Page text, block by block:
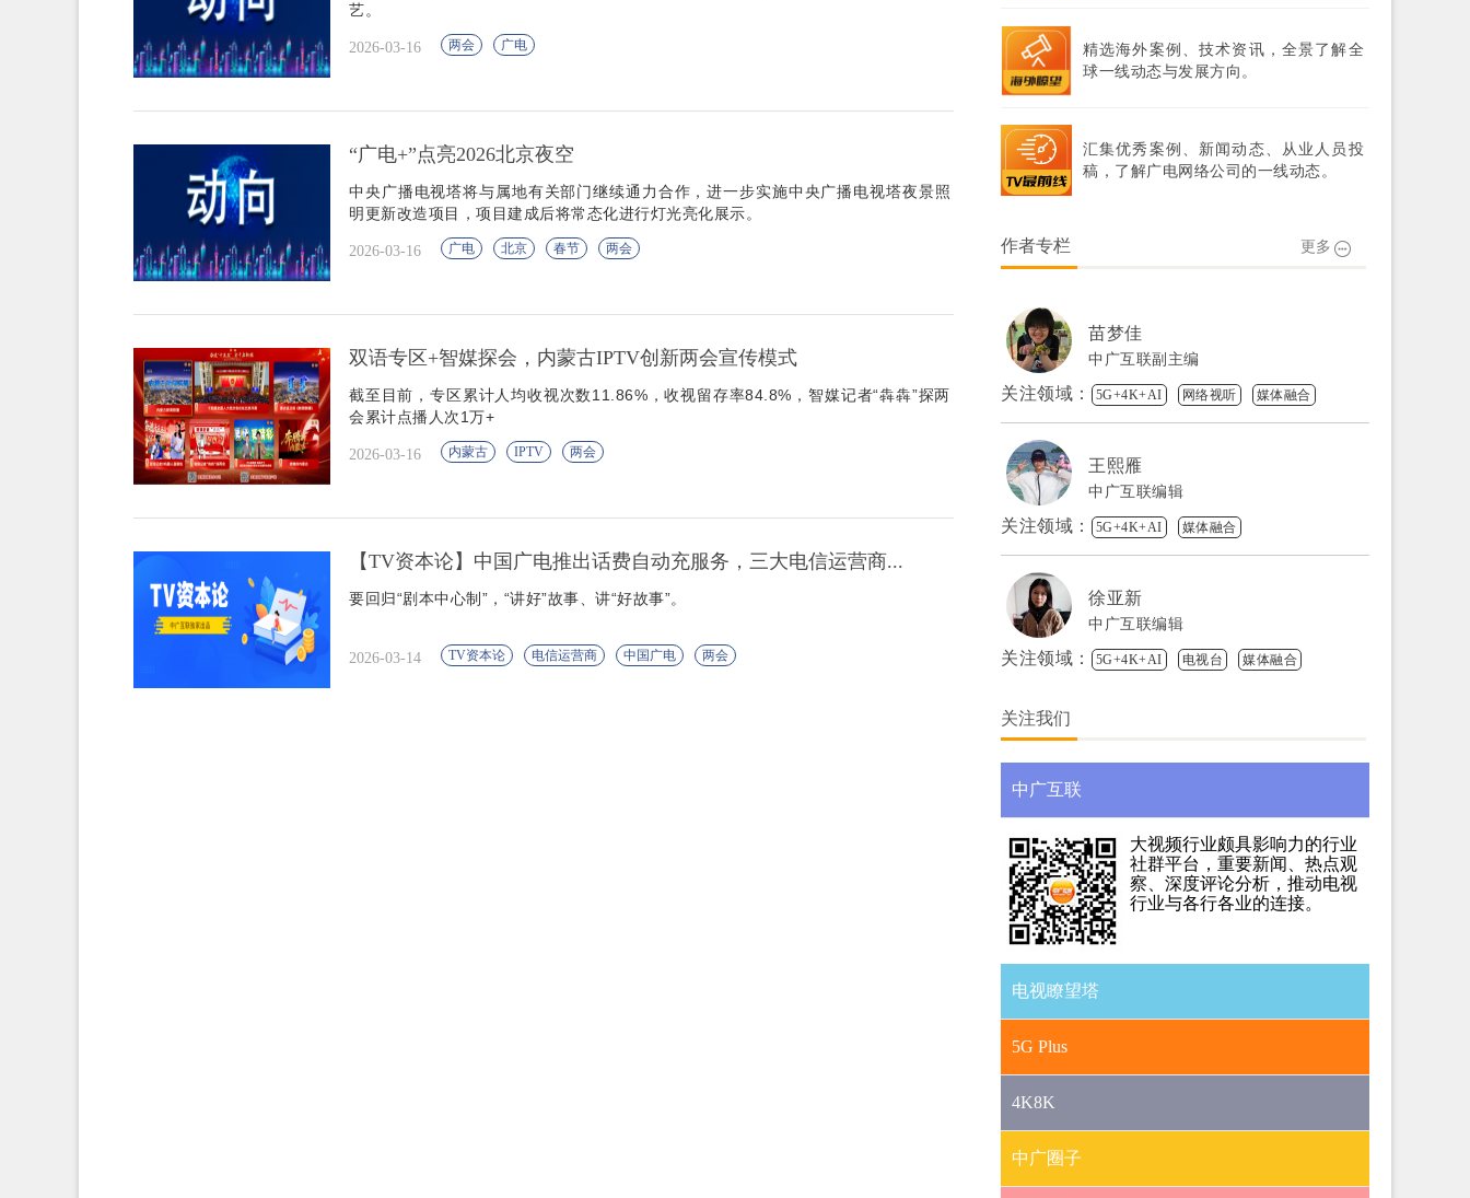
艺。
2026-03-16 两会 广电
“广电+”点亮2026北京夜空
中央广播电视塔将与属地有关部门继续通力合作，进一步实施中央广播电视塔夜景照
明更新改造项目，项目建成后将常态化进行灯光亮化展示。
2026-03-16 广电 北京 春节 两会
双语专区+智媒探会，内蒙古IPTV创新两会宣传模式
截至目前，专区累计人均收视次数11.86%，收视留存率84.8%，智媒记者“犇犇”探两
会累计点播人次1万+
2026-03-16 内蒙古 IPTV 两会
【TV资本论】中国广电推出话费自动充服务，三大电信运营商...
要回归“剧本中心制”，“讲好”故事、讲“好故事”。
2026-03-14 TV资本论 电信运营商 中国广电 两会
精选海外案例、技术资讯，全景了解全
球一线动态与发展方向。
汇集优秀案例、新闻动态、从业人员投
稿，了解广电网络公司的一线动态。
作者专栏 更多
苗梦佳
中广互联副主编
关注领域： 5G+4K+AI 网络视听 媒体融合
王熙雁
中广互联编辑
关注领域： 5G+4K+AI 媒体融合
徐亚新
中广互联编辑
关注领域： 5G+4K+AI 电视台 媒体融合
关注我们
中广互联
大视频行业颇具影响力的行业
社群平台，重要新闻、热点观
察、深度评论分析，推动电视
行业与各行各业的连接。
电视瞭望塔
5G Plus
4K8K
中广圈子